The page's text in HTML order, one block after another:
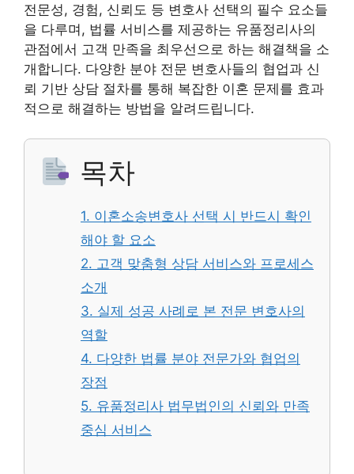
전문성, 경험, 신뢰도 등 변호사 선택의 필수 요소들
을 다루며, 법률 서비스를 제공하는 유품정리사의
관점에서 고객 만족을 최우선으로 하는 해결책을 소
개합니다. 다양한 분야 전문 변호사들의 협업과 신
뢰 기반 상담 절차를 통해 복잡한 이혼 문제를 효과
적으로 해결하는 방법을 알려드립니다.
목차
1. 이혼소송변호사 선택 시 반드시 확인
해야 할 요소
2. 고객 맞춤형 상담 서비스와 프로세스
소개
3. 실제 성공 사례로 본 전문 변호사의
역할
4. 다양한 법률 분야 전문가와 협업의
장점
5. 유품정리사 법무법인의 신뢰와 만족
중심 서비스